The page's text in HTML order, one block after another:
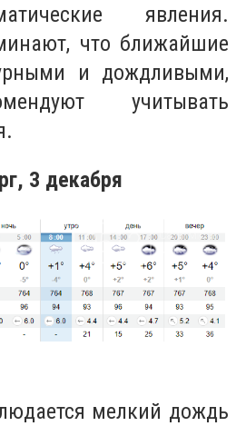
явления.
что ближайшие
и дождливыми,
учитывать
3 декабря
мелкий дождь